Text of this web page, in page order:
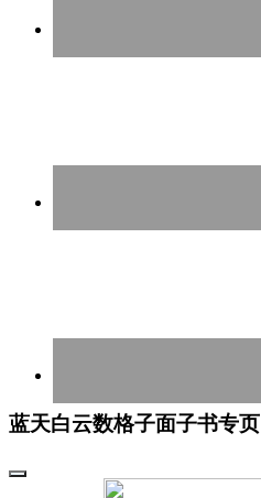
蓝天白云数格子面子书专页